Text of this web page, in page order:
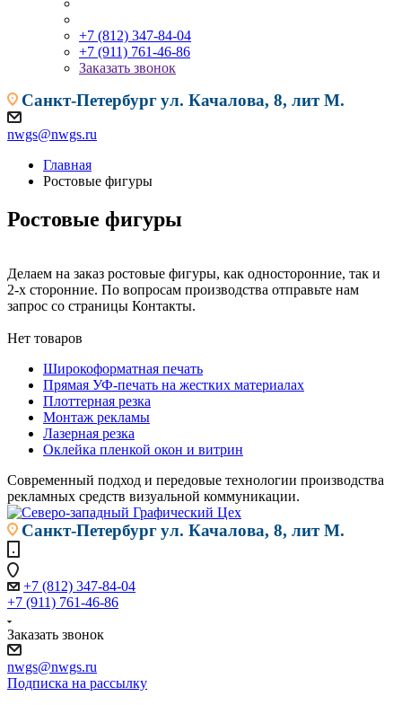
+7 (812) 347-84-04
+7 (911) 761-46-86
Заказать звонок
Санкт-Петербургул. Качалова, 8, лит М.
nwgs@nwgs.ru
Главная
Ростовые фигуры
Ростовые фигуры
Делаем на заказ ростовые фигуры, как односторонние, так и
2-х сторонние. По вопросам производства отправьте нам
запрос со страницы Контакты.
Нет товаров
Широкоформатная печать
Прямая УФ-печать на жестких материалах
Плоттерная резка
Монтаж рекламы
Лазерная резка
Оклейка пленкой окон и витрин
Современный подход и передовые технологии производства
рекламных средств визуальной коммуникации.
Санкт-Петербургул. Качалова, 8, лит М.
+7 (812) 347-84-04
+7 (911) 761-46-86
Заказать звонок
nwgs@nwgs.ru
Подписка на рассылку